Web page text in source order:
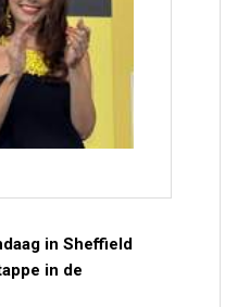
in Sheffield
in de